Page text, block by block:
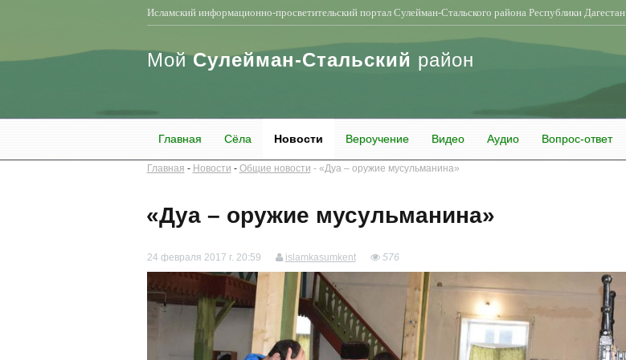
Исламский информационно-просветительский портал Сулейман-Стальского района Республики Дагестан
МойСулейман-Стальский район
Главная Сёла Новости Вероучение Видео Аудио Вопрос-ответ
Главная Новости Общие новости ​«Дуа – оружие мусульманина»
​«Дуа – оружие мусульманина»
24 февраля 2017 г. 20:59 islamkasumkent 576